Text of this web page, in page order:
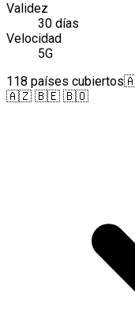
Validez
30 días
Velocidad
5G
118 países cubiertos
🇦🇿 🇧🇪 🇧🇴